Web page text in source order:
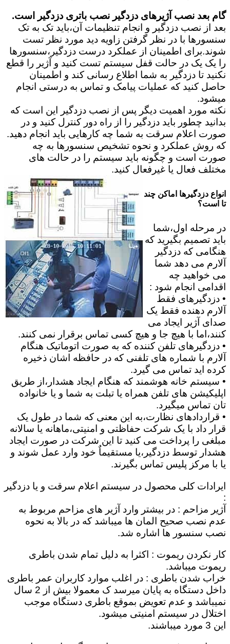
گام بعد نصب آژیرهای دزدگیر نصب باتری دزدگیر است.
بعد از نصب دزدگیر و انجام تنظیمات آن،باید تک به تک
سنسورها با در نظر گرفتن زاویه دید مورد نظر تست
شوند.برای اطمینان از عملکرد درست دزدگیر،سنسورها
را یک یک در حالت قفل سیستم تست کنید و آژیر را قطع
نکنید تا دزدگیر به شما اطلاع رسانی کند و اطمینان
حاصل کنید که عملیات پیامک و تماس به درستی انجام
میشود.
نکته مورد اهمیت دیگر پس از نصب دزدگیر این است که
بدانید چطور باید دزدگیر را از راه دور کنترل کنید و در
صورت اعلام سرقت به شما چه کارهایی باید انجام دهید.
که روش عملکرد و نحوه تشخیص سنسورها به چه
صورت است و چگونه باید سیستم را در حالت های
مختلف فعال یا غیرفعال کنید.
انواع دزدگیرها اماکن چند
تا است؟
در مرحله اول،شما
باید تصمیم بگیرید که
هنگامی که دزدگیر
آلارم می دهد شما
می خواهید چه
اقدامی انجام شود :
• دزدگیرهای فقط
آلارم دهنده فقط یک
صدای آژیر ایجاد می
کنند،اما با هیچ جا و هیچ کسی تماس برقرار نمی کنند.
• دزدگیرهای تلفن کننده که به صورت اتوماتیک هنگام
آلارم با شماره های تلفنی که در حافظه اشان ذخیره
کرده اید تماس می گیرد.
• سیستم خانه هوشمند که هنگام ایجاد هشدار،از طریق
اپلیکیشن های تلفن همراه یا تبلت به شما و یا خانواده
تان تماس میگیرد.
• قراردادهای نظارت،به این معنی که شما در طول یک
قرار داد با یک شرکت حفاظتی و امنیتی،ماهانه یا سالانه
مبلغی را پرداخت می کنید تا این شرکت در صورت ایجاد
هشدار توسط دزدگیر،یا مستقیماٌ خود وارد عمل شوند و
یا با مرکز پلیس تماس بگیرند.
ایرادات کلی محصول در سیستم اعلام سرقت و یا دزدگیر
:
آژیر مزاحم : در بیشتر وارد آژیر های مزاحم مربوط به
عدم نصب صحیح المان ها میباشد که در بالا به نحوه
نصب سنسور ها اشاره شد.
کار نکردن ریموت : اکثرا به دلیل تمام شدن باطری
ریموت میباشد.
خراب شدن باطری : در اغلب موارد کاربران عمر باطری
داخل دستگاه به پایان میرسد ک معمولا بیش از 2 سال
نمیباشد و عدم تعویض بموقع باطری دستگاه موجب
اختلال در سیستم امنیتی میشود.
این 3 مورد میباشند.